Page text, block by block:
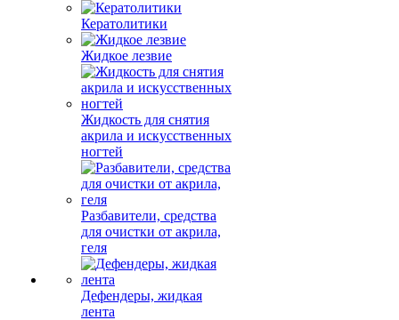
Кератолитики
Жидкое лезвие
Жидкость для снятия
акрила и искусственных
ногтей
Разбавители, средства
для очистки от акрила,
геля
Дефендеры, жидкая
лента